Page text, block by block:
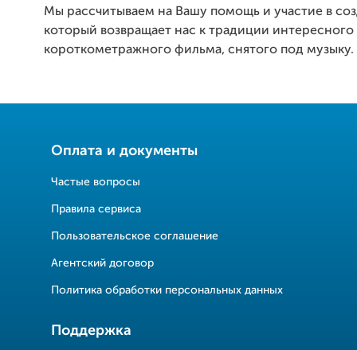
Мы рассчитываем на Вашу помощь и участие в
который возвращает нас к традиции
короткометражного фильма, снятого под музыку.
Оплата и документы
Частые вопросы
Правила сервиса
Пользовательское соглашение
Агентский договор
Политика обработки персональных данных
Поддержка